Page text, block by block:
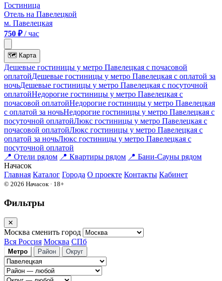
Гостиница
Отель на Павелецкой
м. Павелецкая
750 ₽/ час
🗺 Карта
Дешевые гостиницы у метро Павелецкая c почасовой
оплатойДешевые гостиницы у метро Павелецкая с оплатой за
ночьДешевые гостиницы у метро Павелецкая c посуточной
оплатойНедорогие гостиницы у метро Павелецкая c
почасовой оплатойНедорогие гостиницы у метро Павелецкая
с оплатой за ночьНедорогие гостиницы у метро Павелецкая c
посуточной оплатойЛюкс гостиницы у метро Павелецкая c
почасовой оплатойЛюкс гостиницы у метро Павелецкая с
оплатой за ночьЛюкс гостиницы у метро Павелецкая c
посуточной оплатой
📍 Отели рядом 📍 Квартиры рядом 📍 Бани-Сауны рядом
Начасок
Главная Каталог Города О проекте Контакты Кабинет
© 2026 Начасок · 18+
Фильтры
✕
Москва сменить город
Вся Россия Москва СПб
Метро Район Округ